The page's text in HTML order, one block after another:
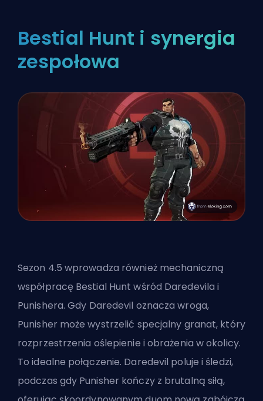
Bestial Hunt i synergia
zespołowa
Sezon 4.5 wprowadza również mechaniczną
współpracę Bestial Huntwśród Daredevila i
Punishera. Gdy Daredevil oznacza wroga,
Punisher może wystrzelić specjalny granat, który
rozprzestrzenia oślepienie i obrażenia w okolicy.
To idealne połączenie. Daredevil poluje i śledzi,
podczas gdy Punisher kończy z brutalną siłą,